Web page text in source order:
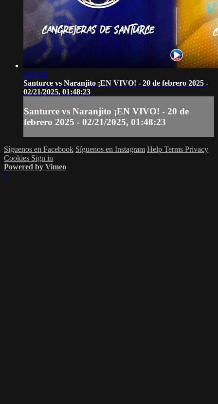
2:04:00
Santurce vs Naranjito ¡EN VIVO! - 20 de febrero 2025 -
02/21/2025, 01:48:23
Santurce vs Naranjito ¡EN VIVO! - 20 de
febrero 2025 - 02/21/2025, 01:48:23
Síguenos en Facebook Síguenos en Instagram Help Terms Privacy
Cookies Sign in
Powered by Vimeo
×